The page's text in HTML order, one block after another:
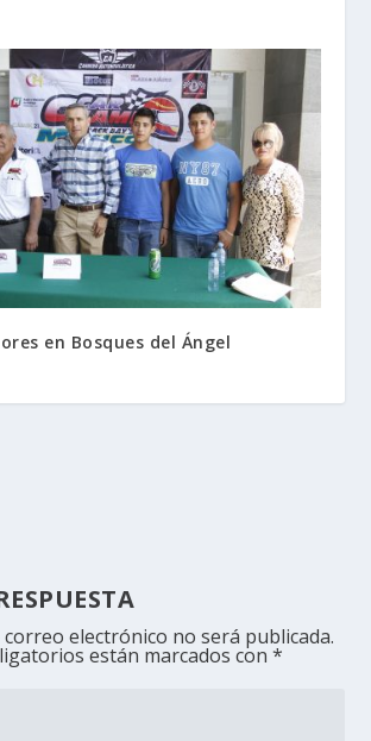
en Bosques del Ángel
electrónico no será publicada.
están marcados con*